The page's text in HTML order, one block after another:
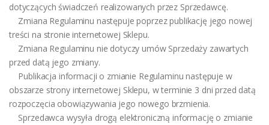
dotyczących świadczeń realizowanych przez Sprzedawcę.
Zmiana Regulaminu następuje poprzez publikację jego nowej
treści na stronie internetowej Sklepu.
Zmiana Regulaminu nie dotyczy umów Sprzedaży zawartych
przed datą jego zmiany.
Publikacja informacji o zmianie Regulaminu następuje w
obszarze strony internetowej Sklepu, w terminie 3 dni przed datą
rozpoczęcia obowiązywania jego nowego brzmienia.
Sprzedawca wysyła drogą elektroniczną informację o zmianie